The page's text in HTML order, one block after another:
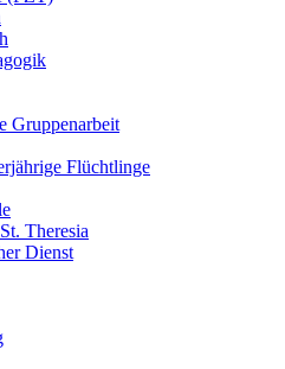
Gruppenarbeit
Flüchtlinge
Theresia
Dienst